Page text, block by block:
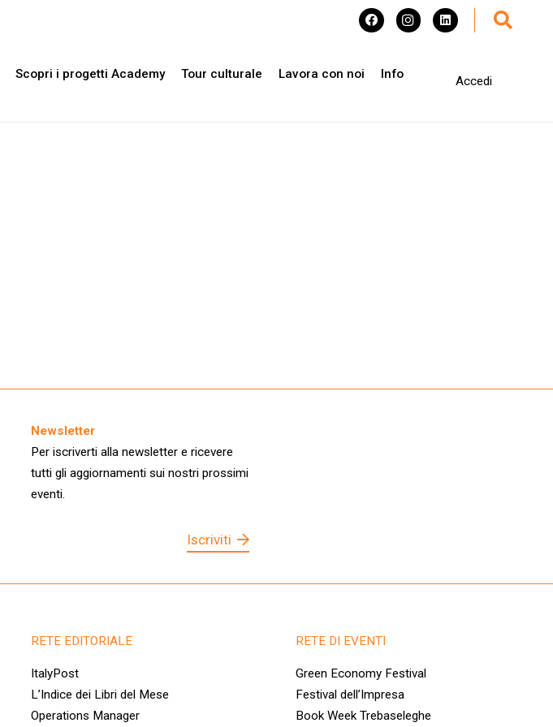
Scopri i progetti Academy Tour culturale Lavora con noi Info
Accedi
Newsletter
Per iscriverti alla newsletter e ricevere
tutti gli aggiornamenti sui nostri prossimi
eventi.
Iscriviti
RETE EDITORIALE
ItalyPost
L’Indice dei Libri del Mese
Operations Manager
RETE DI EVENTI
Green Economy Festival
Festival dell’Impresa
Book Week Trebaseleghe